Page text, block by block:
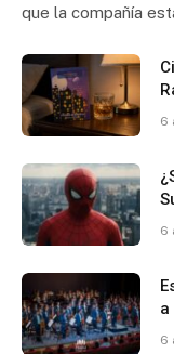
que la compañía
6
6
a
6